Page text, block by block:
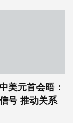
美元首会晤：
号 推动关系